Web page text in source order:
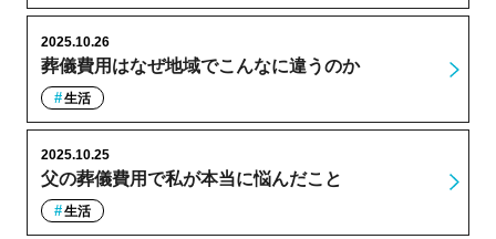
葬儀費用はなぜ地域でこんなに違うのか
2025.10.26
生活
父の葬儀費用で私が本当に悩んだこと
2025.10.25
生活